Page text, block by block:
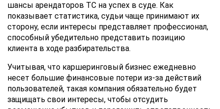
шансы арендаторов ТС на успех в суде. Как
показывает статистика, судьи чаще принимают их
сторону, если интересы представляет профессионал,
способный убедительно представить позицию
клиента в ходе разбирательства.
Учитывая, что каршеринговый бизнес ежедневно
несет большие финансовые потери из-за действий
пользователей, такая компания обязательно будет
защищать свои интересы, чтобы отсудить